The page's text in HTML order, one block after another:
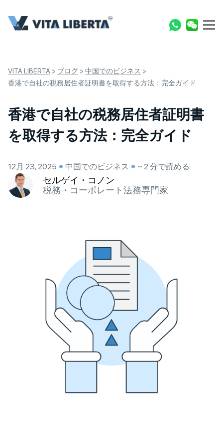
VITA LIBERTA > ブログ > 中国でのビジネス >
香港で自社の税務居住者証明書を取得する方法：完全ガイド
香港で自社の税務居住者証明書
を取得する方法：完全ガイド
12月 23, 2025 中国でのビジネス ~ 2 分で読める
セルゲイ・コノン
税務・コーポレート法務専門家